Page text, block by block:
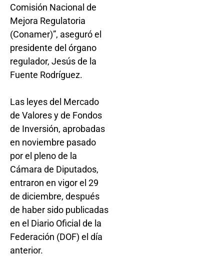
Comisión Nacional de
Mejora Regulatoria
(Conamer)”, aseguró el
presidente del órgano
regulador, Jesús de la
Fuente Rodríguez.
Las leyes del Mercado
de Valores y de Fondos
de Inversión, aprobadas
en noviembre pasado
por el pleno de la
Cámara de Diputados,
entraron en vigor el 29
de diciembre, después
de haber sido publicadas
en el Diario Oficial de la
Federación (DOF) el día
anterior.